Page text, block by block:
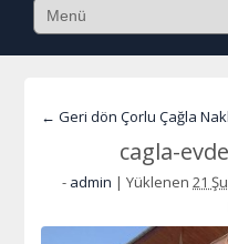
← Geri dön Çorlu Çağla
cagla-
- admin | Yüklenen 21